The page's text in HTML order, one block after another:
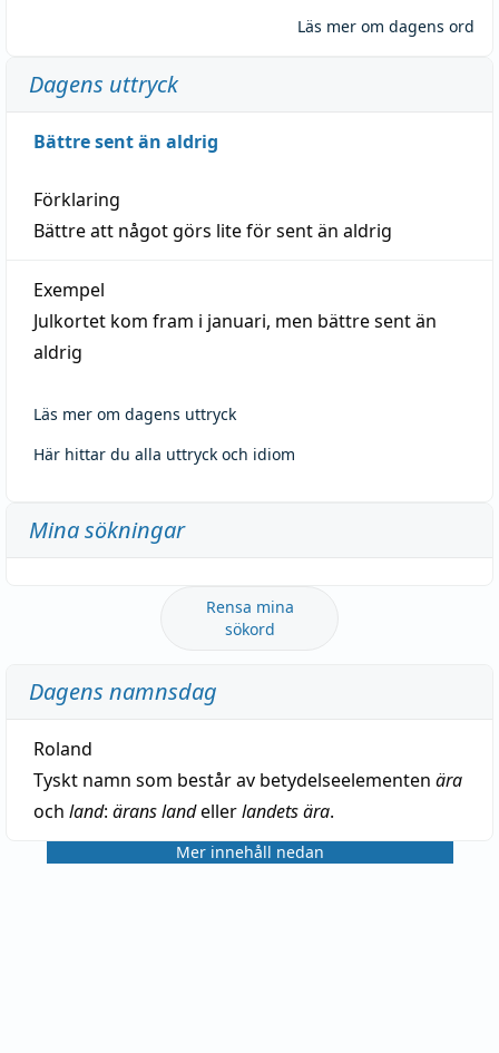
Läs mer om dagens ord
Dagens uttryck
Bättre sent än aldrig
Förklaring
Bättre att något görs lite för sent än aldrig
Exempel
Julkortet kom fram i januari, men bättre sent än
aldrig
Läs mer om dagens uttryck
Här hittar du alla uttryck och idiom
Mina sökningar
Rensa mina
sökord
Dagens namnsdag
Roland
Tyskt namn som består av betydelseelementen ära
och land: ärans landellerlandets ära.
Mer innehåll nedan